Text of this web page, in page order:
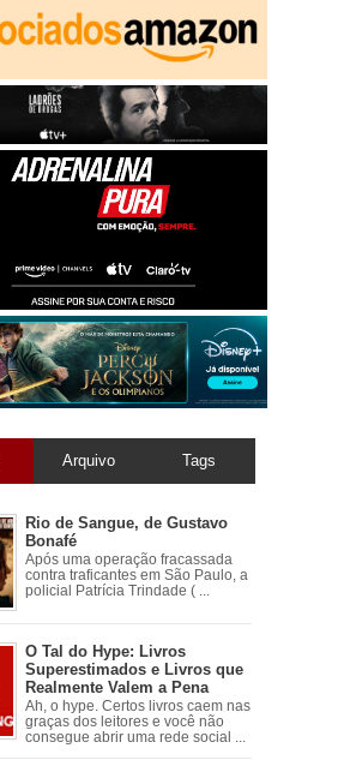
Arquivo Tags
Rio de Sangue, de Gustavo
Bonafé
Após uma operação fracassada
contra traficantes em São Paulo, a
policial Patrícia Trindade ( ...
O Tal do Hype: Livros
Superestimados e Livros que
Realmente Valem a Pena
Ah, o hype. Certos livros caem nas
graças dos leitores e você não
consegue abrir uma rede social ...